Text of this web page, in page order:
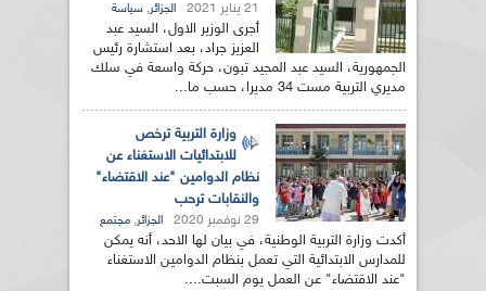
21 يناير 2021 الجزائر, سياسة
أجرى الوزير الاول، السيد عبد
العزيز جراد، بعد استشارة رئيس
الجمهورية، السيد عبد المجيد تبون، حركة واسعة في سلك
مديري التربية مست 34 مديرا، حسب ما...
وزارة التربية ترخص
للابتدائيات الاستغناء عن
نظام الدوامين "عند الاقتضاء"
والنقابات ترحب
29 نوفمبر 2020 الجزائر, مجتمع
أكدت وزارة التربية الوطنية، في بيان لها الاحد، أنه يمكن
للمدارس الابتدائية التي تعمل بنظام الدوامين الاستغناء
"عند الاقتضاء" عن العمل يوم السبت....